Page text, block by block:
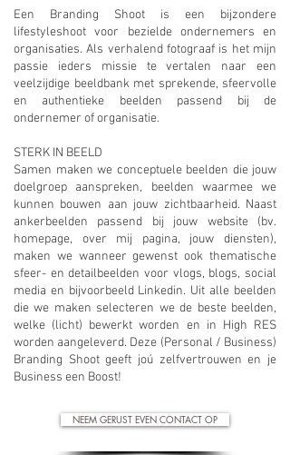
Een Branding Shoot is een bijzondere
lifestyleshoot voor bezielde ondernemers en
organisaties. Als verhalend fotograaf is het mijn
passie ieders missie te vertalen naar een
veelzijdige beeldbank met sprekende, sfeervolle
en authentieke beelden passend bij de
ondernemer of organisatie.
STERK IN BEELD
Samen maken we conceptuele beelden die jouw
doelgroep aanspreken, beelden waarmee we
kunnen bouwen aan jouw zichtbaarheid. Naast
ankerbeelden passend bij jouw website (bv.
homepage, over mij pagina, jouw diensten),
maken we wanneer gewenst ook thematische
sfeer- en detailbeelden voor vlogs, blogs, social
media en bijvoorbeeld Linkedin. Uit alle beelden
die we maken selecteren we de beste beelden,
welke (licht) bewerkt worden en in High RES
worden aangeleverd. Deze (Personal / Business)
Branding Shoot geeft joú zelfvertrouwen en je
Business een Boost!
NEEM GERUST EVEN CONTACT OP